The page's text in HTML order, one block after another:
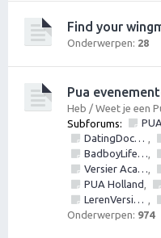
Find your
Onderwerpen: 28
Pua
Heb / Weet je een
Subforums:
PUA-Bootcamps,
DatingDoctors
,
BadboyLifestyle
,
Versier Academie
,
PUA Holland,
LerenVersieren.nl
,
Onderwerpen: 974